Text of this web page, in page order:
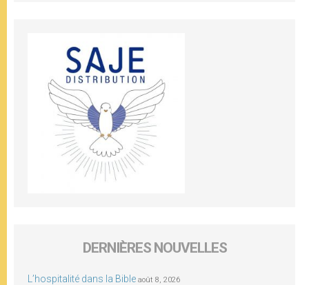
DERNIÈRES NOUVELLES
L’hospitalité dans la Bible août 8, 2026